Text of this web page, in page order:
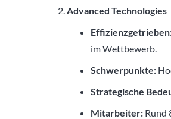
Advanced Technologies
im Wettbewerb.
Schwerpunkte:
Strategische
Mitarbeiter: Rund